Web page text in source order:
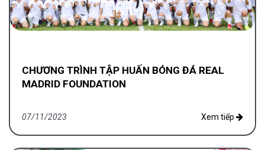
CHƯƠNG TRÌNH TẬP HUẤN BÓNG ĐÁ REAL
MADRID FOUNDATION
07/11/2023 Xem tiếp